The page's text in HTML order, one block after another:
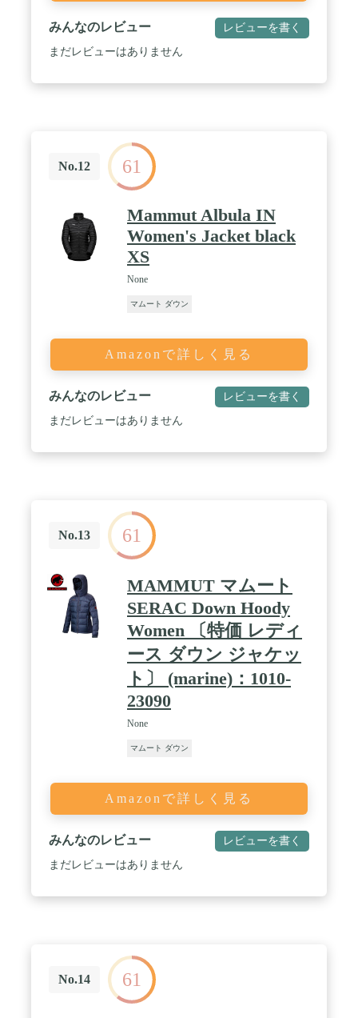
みんなのレビュー レビューを書く
まだレビューはありません
No.12 61
Mammut Albula IN
Women's Jacket black
XS
None
マムート ダウン
Amazonで詳しく見る
みんなのレビュー レビューを書く
まだレビューはありません
No.13 61
MAMMUT マムート
SERAC Down Hoody
Women 〔特価 レディ
ース ダウン ジャケッ
ト〕 (marine)：1010-
23090
None
マムート ダウン
Amazonで詳しく見る
みんなのレビュー レビューを書く
まだレビューはありません
No.14 61